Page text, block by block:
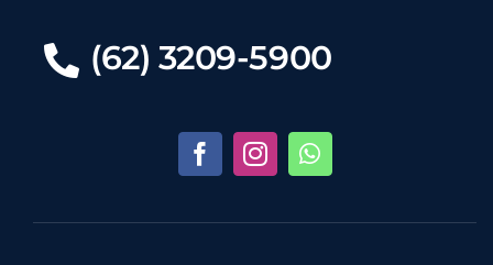
(62) 3209-5900